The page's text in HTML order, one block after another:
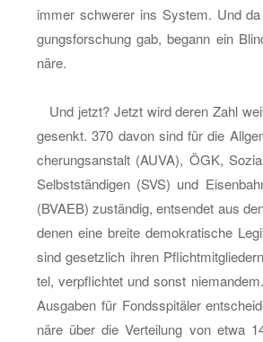
immer schwe­rer ins Sys­tem. Und
gungs­for­schung gab, be­gann ein
nä­re.
Und jetzt? Jetzt wird deren Zahl
ge­senkt. 370 davon sind für die
che­rungs­an­stalt (AUVA), ÖGK,
Selbst­stän­di­gen (SVS) und
(BVAEB) zu­stän­dig, ent­sen­det aus
denen eine brei­te de­mo­kra­ti­sche
sind ge­setz­lich ihren
tel, ver­pflich­tet und sonst
Aus­ga­ben für Fonds­spi­tä­ler
nä­re über die Ver­tei­lung von etwa